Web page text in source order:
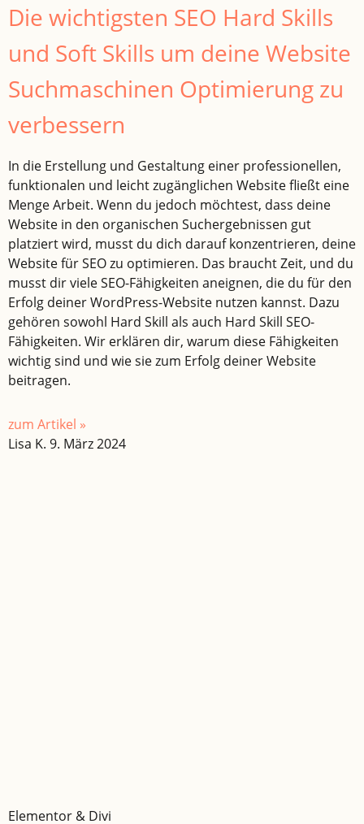
Die wichtigsten SEO Hard Skills
und Soft Skills um deine Website
Suchmaschinen Optimierung zu
verbessern
In die Erstellung und Gestaltung einer professionellen,
funktionalen und leicht zugänglichen Website fließt eine
Menge Arbeit. Wenn du jedoch möchtest, dass deine
Website in den organischen Suchergebnissen gut
platziert wird, musst du dich darauf konzentrieren, deine
Website für SEO zu optimieren. Das braucht Zeit, und du
musst dir viele SEO-Fähigkeiten aneignen, die du für den
Erfolg deiner WordPress-Website nutzen kannst. Dazu
gehören sowohl Hard Skill als auch Hard Skill SEO-
Fähigkeiten. Wir erklären dir, warum diese Fähigkeiten
wichtig sind und wie sie zum Erfolg deiner Website
beitragen.
zum Artikel »
Lisa K. 9. März 2024
Elementor & Divi